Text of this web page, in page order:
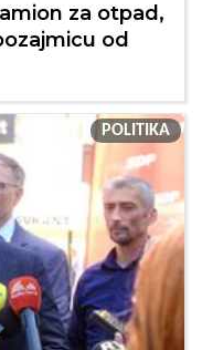
za otpad,
od
POLITIKA